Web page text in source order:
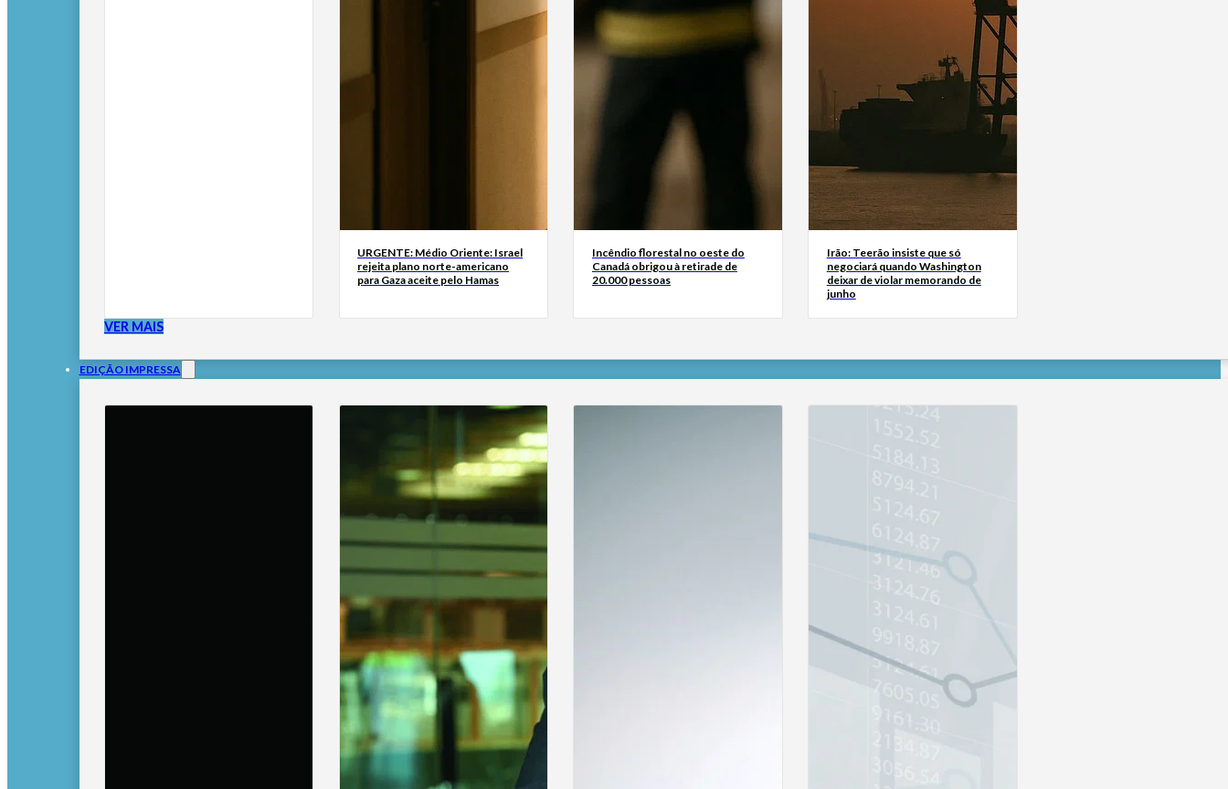
URGENTE: Médio Oriente: Israel
rejeita plano norte-americano
para Gaza aceite pelo Hamas
Incêndio florestal no oeste do
Canadá obrigou à retirade de
20.000 pessoas
Irão: Teerão insiste que só
negociará quando Washington
deixar de violar memorando de
junho
VER MAIS
EDIÇÃO IMPRESSA